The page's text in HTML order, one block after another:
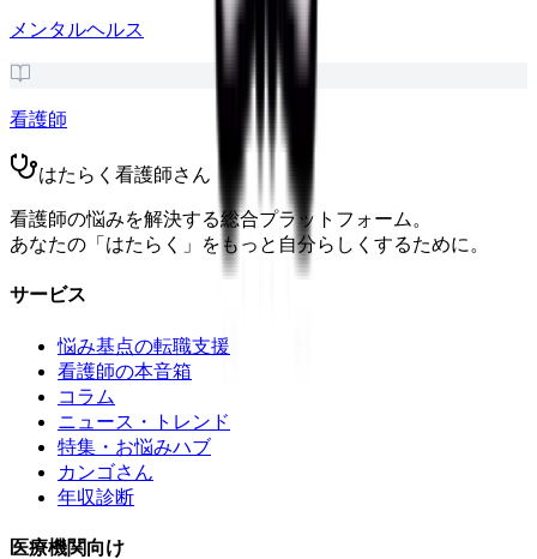
メンタルヘルス
看護師
はたらく看護師さん
看護師の悩みを解決する総合プラットフォーム。
あなたの「はたらく」をもっと自分らしくするために。
サービス
悩み基点の転職支援
看護師の本音箱
コラム
ニュース・トレンド
特集・お悩みハブ
カンゴさん
年収診断
医療機関向け